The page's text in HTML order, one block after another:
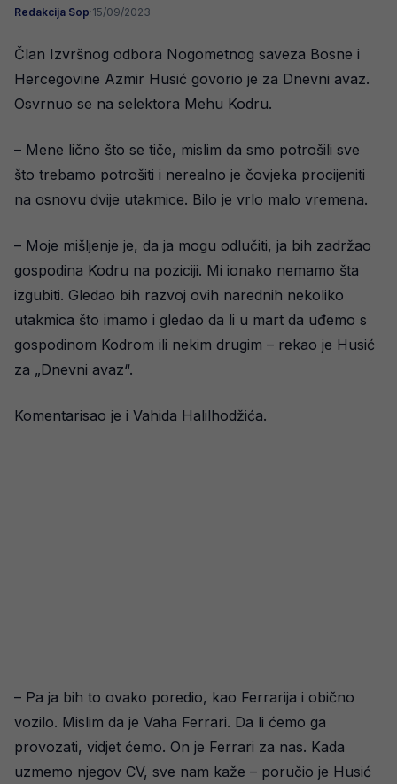
Redakcija Sop·15/09/2023
Član Izvršnog odbora Nogometnog saveza Bosne i
Hercegovine Azmir Husić govorio je za Dnevni avaz.
Osvrnuo se na selektora Mehu Kodru.
– Mene lično što se tiče, mislim da smo potrošili sve
što trebamo potrošiti i nerealno je čovjeka procijeniti
na osnovu dvije utakmice. Bilo je vrlo malo vremena.
– Moje mišljenje je, da ja mogu odlučiti, ja bih zadržao
gospodina Kodru na poziciji. Mi ionako nemamo šta
izgubiti. Gledao bih razvoj ovih narednih nekoliko
utakmica što imamo i gledao da li u mart da uđemo s
gospodinom Kodrom ili nekim drugim – rekao je Husić
za „Dnevni avaz“.
Komentarisao je i Vahida Halilhodžića.
– Pa ja bih to ovako poredio, kao Ferrarija i obično
vozilo. Mislim da je Vaha Ferrari. Da li ćemo ga
provozati, vidjet ćemo. On je Ferrari za nas. Kada
uzmemo njegov CV, sve nam kaže – poručio je Husić